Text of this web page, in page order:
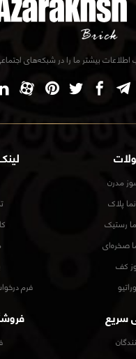
مدرن
پلاک
رستیک
صخره‌ای
کف
فرم
بیشتر ما را در شبکه‌های
سریع